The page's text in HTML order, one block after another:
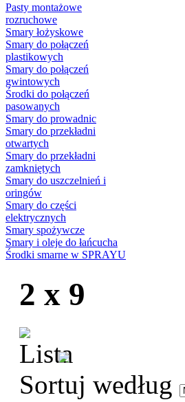
Pasty montażowe
rozruchowe
Smary łożyskowe
Smary do połączeń
plastikowych
Smary do połączeń
gwintowych
Środki do połączeń
pasowanych
Smary do prowadnic
Smary do przekładni
otwartych
Smary do przekładni
zamkniętych
Smary do uszczelnień i
oringów
Smary do części
elektrycznych
Smary spożywcze
Smary i oleje do łańcucha
Środki smarne w SPRAYU
2 x 9
Sortuj według